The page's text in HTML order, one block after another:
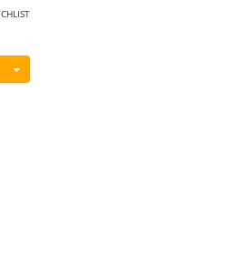
Menü ein-/ausblenden